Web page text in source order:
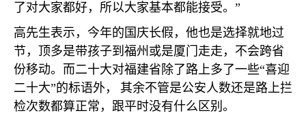
了对大家都好，所以大家基本都能接受。”
高先生表示，今年的国庆长假，他也是选择就地过
节，顶多是带孩子到福州或是厦门走走，不会跨省
份移动。而二十大对福建省除了路上多了一些“喜迎
二十大”的标语外，
其余不管是公安人数还是路上拦
检次数都算正常，跟平时没有什么区别。